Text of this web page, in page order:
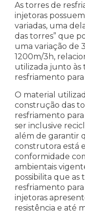
As torres de
injetoras
variadas, uma
das torres” que
uma variação de
1200m/3h,
utilizada junto às
resfriamento para
O material
construção das
resfriamento
ser inclusive
além de garantir
construtora está
conformidade
ambientais
possibilita que as
resfriamento para
injetoras
resistência e até